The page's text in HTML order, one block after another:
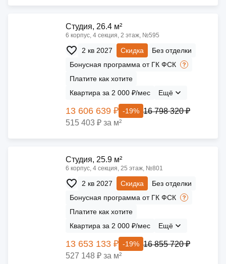
Cтудия, 26.4 м²
6 корпус, 4 секция, 2 этаж, №595
2 кв 2027 Скидка
Без отделки
Бонусная программа от ГК ФСК
Платите как хотите
Квартира за 2 000 ₽/мес
Ещё
13 606 639 ₽ -19% 16 798 320 ₽
515 403 ₽ за м²
Cтудия, 25.9 м²
6 корпус, 4 секция, 25 этаж, №801
2 кв 2027 Скидка
Без отделки
Бонусная программа от ГК ФСК
Платите как хотите
Квартира за 2 000 ₽/мес
Ещё
13 653 133 ₽ -19% 16 855 720 ₽
527 148 ₽ за м²